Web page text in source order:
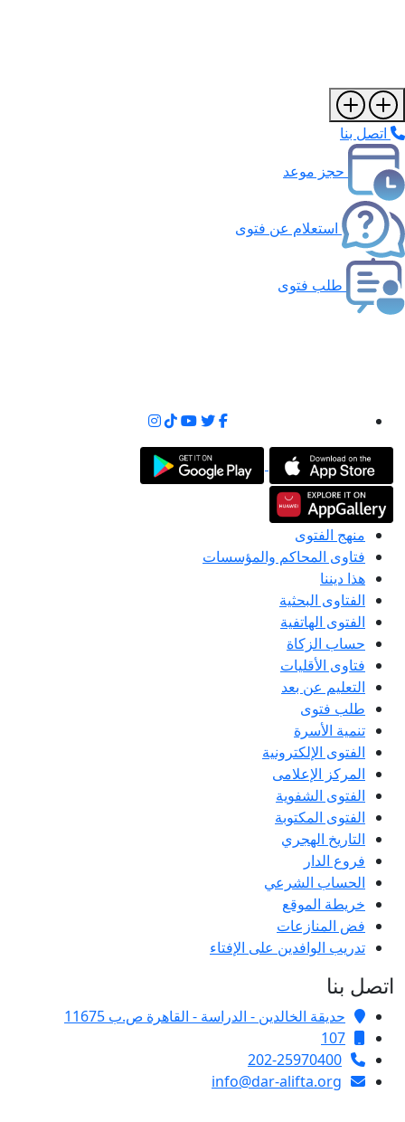
اتصل بنا
حجز موعد
استعلام عن فتوى
طلب فتوى
منهج الفتوى
فتاوى المحاكم والمؤسسات
هذا ديننا
الفتاوى البحثية
الفتوى الهاتفية
حساب الزكاة
فتاوى الأقليات
التعليم عن بعد
طلب فتوى
تنمية الأسرة
الفتوى الإلكترونية
المركز الإعلامى
الفتوى الشفوية
الفتوى المكتوبة
التاريخ الهجري
فروع الدار
الحساب الشرعي
خريطة الموقع
فض المنازعات
تدريب الوافدين على الإفتاء
اتصل بنا
حديقة الخالدين - الدراسة - القاهرة ص.ب 11675
107
202-25970400
info@dar-alifta.org